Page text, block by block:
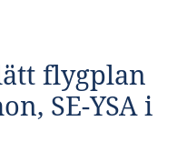
flygplan
SE-YSA i